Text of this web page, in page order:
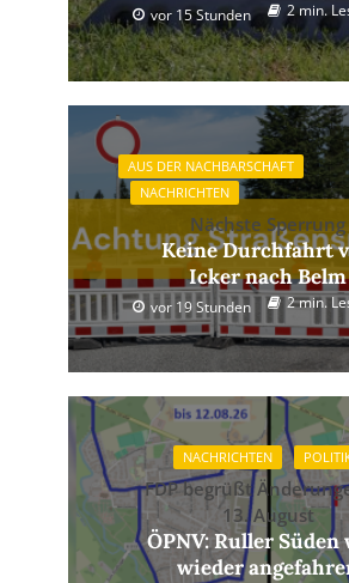
vor 15 Stunden 2 min.
AUS DER NACHBARSCHAFT
NACHRICHTEN
Nächste Sperrung
Keine Durchfahrt
Icker nach Belm
vor 19 Stunden 2 min.
NACHRICHTEN
FDP begrüßt
13. August
ÖPNV: Ruller Süden
wieder